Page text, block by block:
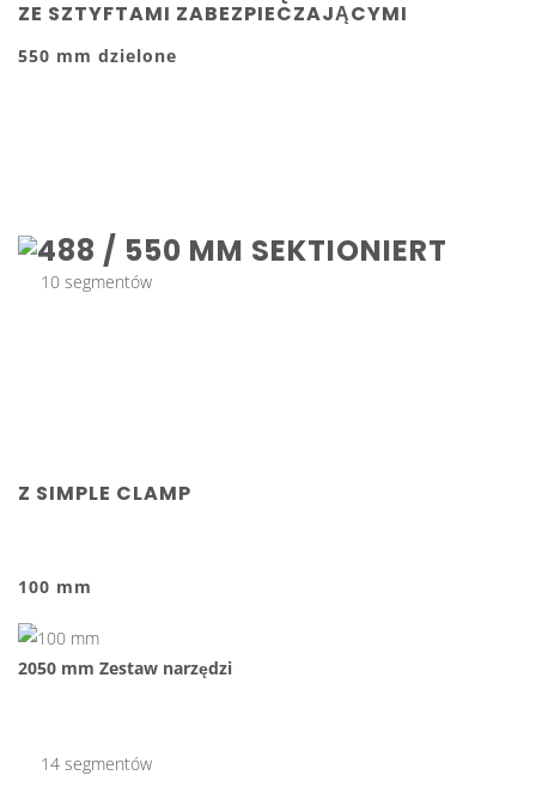
ZE SZTYFTAMI ZABEZPIECZAJĄCYMI
550 mm dzielone
10 segmentów
Z SIMPLE CLAMP
100 mm
2050 mm Zestaw narzędzi
14 segmentów